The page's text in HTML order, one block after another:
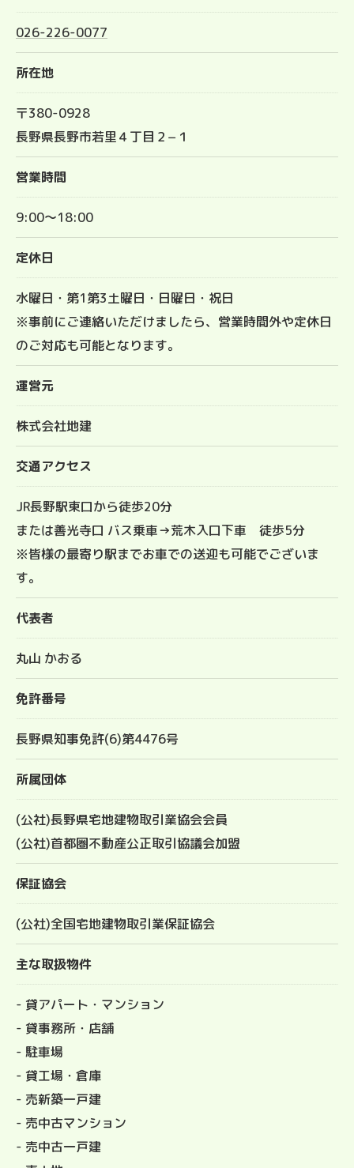
026-226-0077
所在地
〒380-0928
長野県長野市若里４丁目２−１
営業時間
9:00～18:00
定休日
水曜日・第1第3土曜日・日曜日・祝日
※事前にご連絡いただけましたら、営業時間外や定休日
のご対応も可能となります。
運営元
株式会社地建
交通アクセス
JR長野駅東口から徒歩20分
または善光寺口 バス乗車→荒木入口下車 徒歩5分
※皆様の最寄り駅までお車での送迎も可能でございま
す。
代表者
丸山 かおる
免許番号
長野県知事免許(6)第4476号
所属団体
(公社)長野県宅地建物取引業協会会員
(公社)首都圏不動産公正取引協議会加盟
保証協会
(公社)全国宅地建物取引業保証協会
主な取扱物件
- 貸アパート・マンション
- 貸事務所・店舗
- 駐車場
- 貸工場・倉庫
- 売新築一戸建
- 売中古マンション
- 売中古一戸建